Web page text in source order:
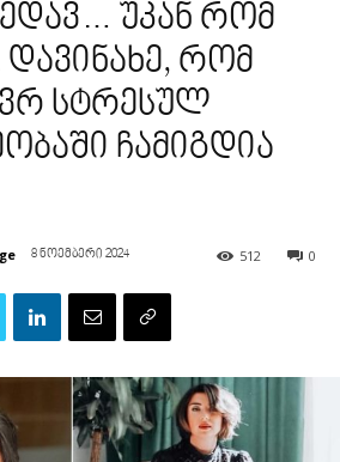
უკან რომ
რომ
სტრესულ
ჩამიგდია
8 ნოემბერი 2024 0
512